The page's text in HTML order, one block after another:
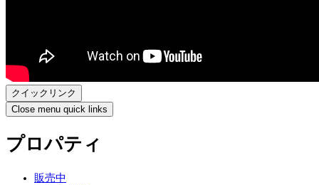
クイックリンク
Close menu quick links
プロパティ
販売中